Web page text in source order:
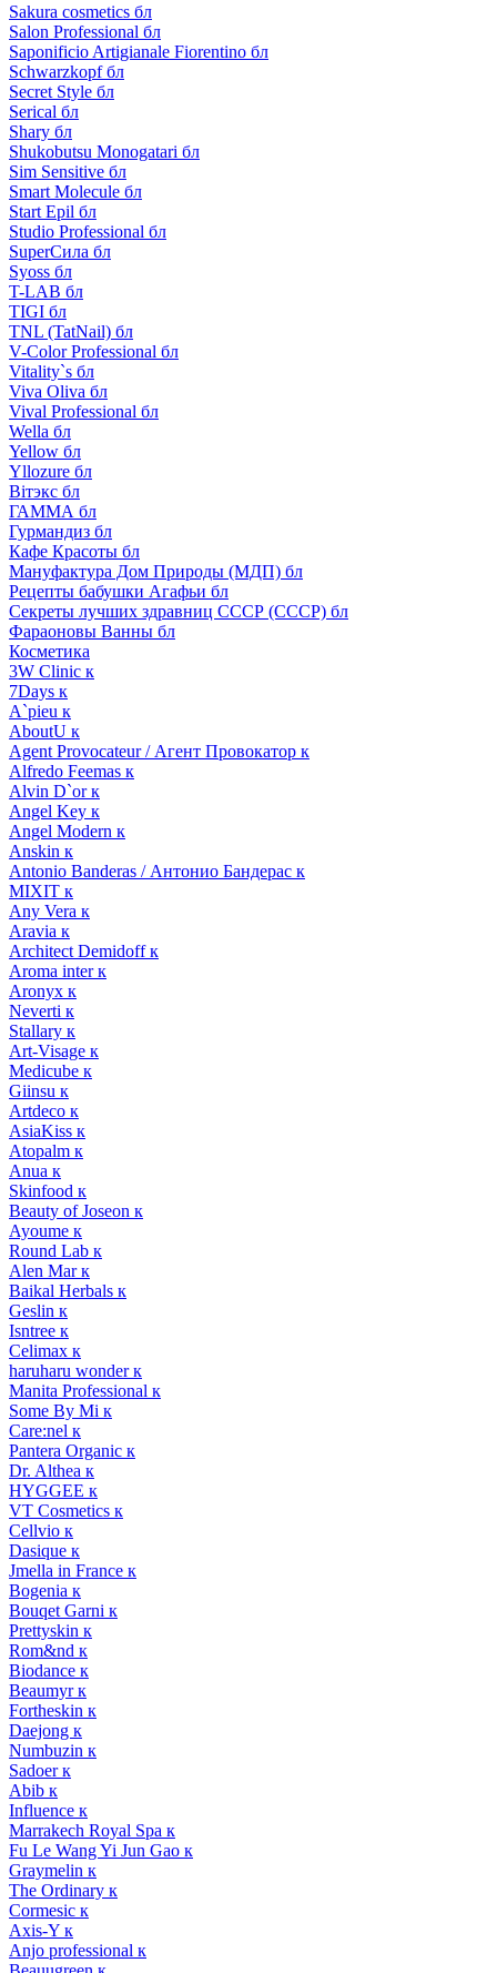
Sakura cosmetics бл
Salon Professional бл
Saponificio Artigianale Fiorentino бл
Schwarzkopf бл
Secret Style бл
Serical бл
Shary бл
Shukobutsu Monogatari бл
Sim Sensitive бл
Smart Molecule бл
Start Epil бл
Studio Professional бл
SuperСила бл
Syoss бл
T-LAB бл
TIGI бл
TNL (TatNail) бл
V-Color Professional бл
Vitality`s бл
Viva Oliva бл
Vival Professional бл
Wella бл
Yellow бл
Yllozure бл
Вiтэкс бл
ГАММА бл
Гурмандиз бл
Кафе Красоты бл
Мануфактура Дом Природы (МДП) бл
Рецепты бабушки Агафьи бл
Секреты лучших здравниц СССР (СССР) бл
Фараоновы Ванны бл
Косметика
3W Clinic к
7Days к
A`pieu к
AboutU к
Agent Provocateur / Агент Провокатор к
Alfredo Feemas к
Alvin D`or к
Angel Key к
Angel Modern к
Anskin к
Antonio Banderas / Антонио Бандерас к
MIXIT к
Any Vera к
Aravia к
Architect Demidoff к
Aroma inter к
Aronyx к
Neverti к
Stallary к
Art-Visage к
Medicube к
Giinsu к
Artdeco к
AsiaKiss к
Atopalm к
Anua к
Skinfood к
Beauty of Joseon к
Ayoume к
Round Lab к
Alen Mar к
Baikal Herbals к
Geslin к
Isntree к
Celimax к
haruharu wonder к
Manita Professional к
Some By Mi к
Care:nel к
Pantera Organic к
Dr. Althea к
HYGGEE к
VT Cosmetics к
Cellvio к
Dasique к
Jmella in France к
Bogenia к
Bouqet Garni к
Prettyskin к
Rom&nd к
Biodance к
Beaumyr к
Fortheskin к
Daejong к
Numbuzin к
Sadoer к
Abib к
Influence к
Marrakech Royal Spa к
Fu Le Wang Yi Jun Gao к
Graymelin к
The Ordinary к
Cormesic к
Axis-Y к
Anjo professional к